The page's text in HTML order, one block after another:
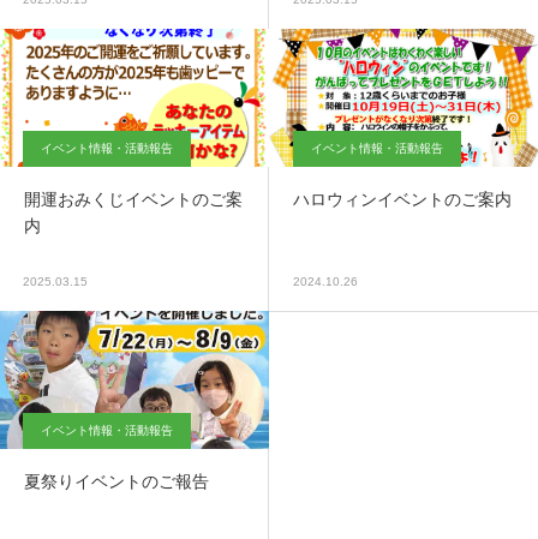
イベント情報・活動報告
開運おみくじイベントのご案
内
2025.03.15
イベント情報・活動報告
ハロウィンイベントのご案内
2024.10.26
イベント情報・活動報告
夏祭りイベントのご報告